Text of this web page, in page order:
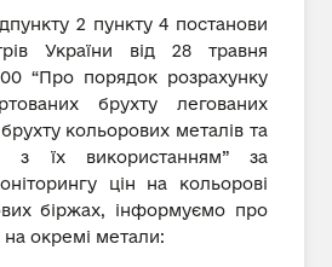
2 пункту 4 постанови
України від 28 травня
“Про порядок розрахунку
брухту легованих
кольорових металів та
з їх використанням” за
цін на кольорові
біржах, інформуємо про
на окремі метали: